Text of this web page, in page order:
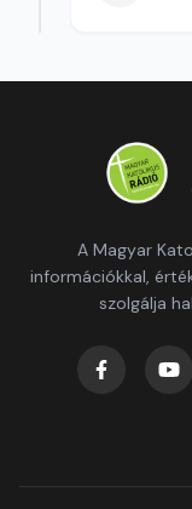
A Magyar
információkkal,
szolgálja